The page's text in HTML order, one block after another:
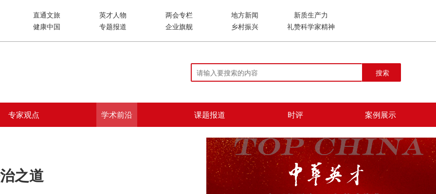
直通文旅 英才人物 两会专栏 地方新闻
新质生产力
健康中国
专题报道 企业旗舰 乡村振兴 礼赞科学家精神
搜索
专家观点 学术前沿 课题报道 时评 案例展示
之道